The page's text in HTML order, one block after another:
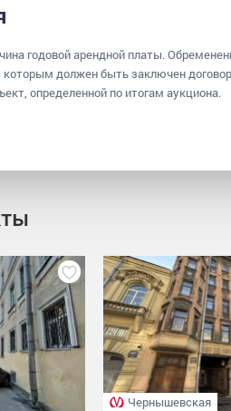
годовой арендной платы.
должен быть заключен
определенной по итогам аукциона.
Чернышевская